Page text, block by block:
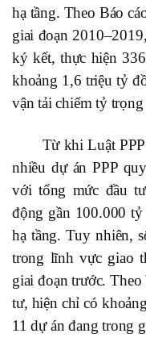
hạ tầng. Theo Báo
giai đoạn
ký kết, thực hiện
khoảng 1,6 triệu tỷ
vận tải chiếm tỷ
Từ khi Luật PPP
nhiều dự án PPP
với tổng mức đầu
động gần 100.000
hạ tầng. Tuy nhiên,
trong lĩnh vực giao
giai đoạn trước.
tư, hiện chỉ có
11 dự án đang trong